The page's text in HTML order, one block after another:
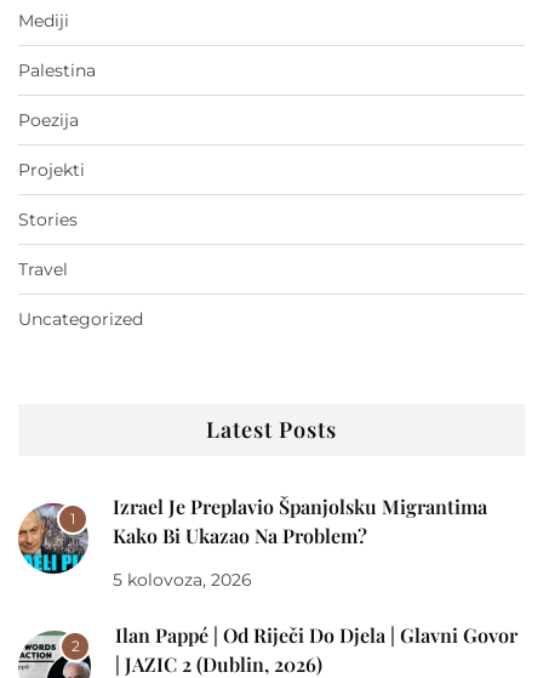
Mediji
Palestina
Poezija
Projekti
Stories
Travel
Uncategorized
Latest Posts
1
Izrael Je Preplavio Španjolsku Migrantima
Kako Bi Ukazao Na Problem?
5 kolovoza, 2026
2
Ilan Pappé | Od Riječi Do Djela | Glavni Govor
| JAZIC 2 (Dublin, 2026)